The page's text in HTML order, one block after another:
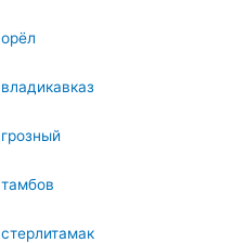
орёл
владикавказ
грозный
тамбов
стерлитамак